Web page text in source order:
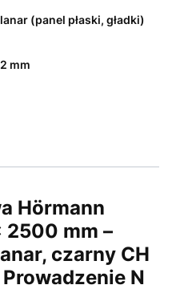
(panel płaski, gładki)
mm
Hörmann
mm –
czarny CH
Prowadzenie N